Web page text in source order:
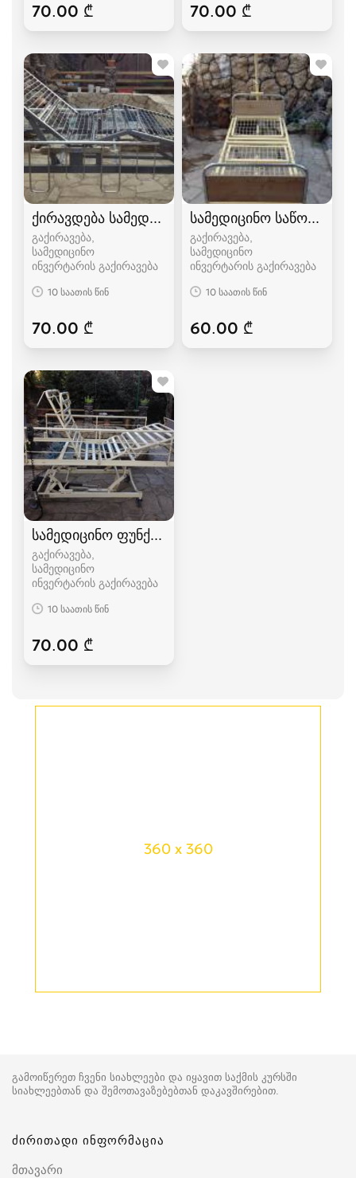
70.00 ₾ 70.00 ₾
ქირავდება სამედიცინო ფუნქციონალური
გაქირავება,
სამედიცინო
ინვერტარის გაქირავება
10 საათის წინ
70.00 ₾
სამედიცინო საწოლი
გაქირავება,
სამედიცინო
ინვერტარის გაქირავება
10 საათის წინ
60.00 ₾
სამედიცინო ფუნქციონალური საწოლი
გაქირავება,
სამედიცინო
ინვერტარის გაქირავება
10 საათის წინ
70.00 ₾
360 x 360
გამოიწერეთ ჩვენი სიახლეები და იყავით საქმის კურსში
სიახლეებთან და შემოთავაზებებთან დაკავშირებით.
ძირითადი ინფორმაცია
მთავარი